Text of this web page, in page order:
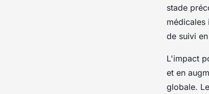
stade
médicales
de suivi
L'impact
et en
globale.